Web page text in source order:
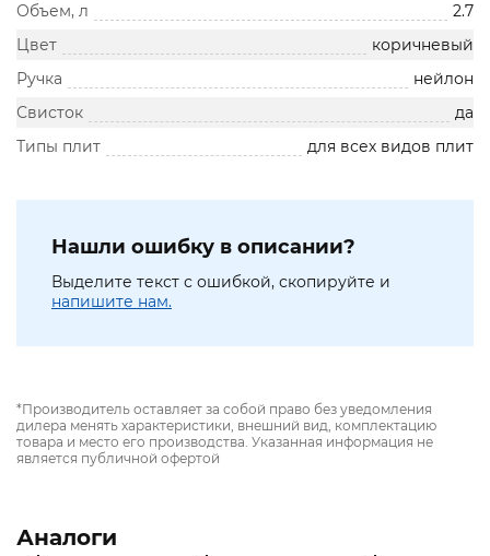
Объем, л
2.7
Цвет
коричневый
Ручка
нейлон
Свисток
да
Типы плит
для всех видов плит
Нашли ошибку в описании?
Выделите текст с ошибкой, скопируйте и
напишите нам.
*Производитель оставляет за собой право без уведомления
дилера менять характеристики, внешний вид, комплектацию
товара и место его производства. Указанная информация не
является публичной офертой
Аналоги